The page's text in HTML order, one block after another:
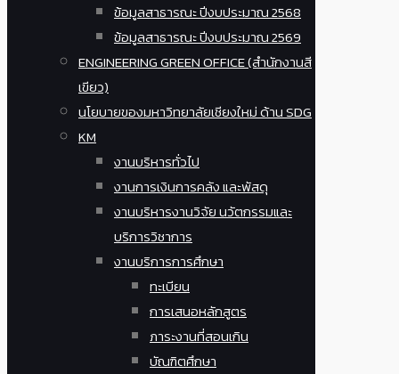
ข้อมูลสาธารณะ ปีงบประมาณ 2568
ข้อมูลสาธารณะ ปีงบประมาณ 2569
ENGINEERING GREEN OFFICE (สำนักงานสี
เขียว)
นโยบายของมหาวิทยาลัยเชียงใหม่ ด้าน SDG
KM
งานบริหารทั่วไป
งานการเงินการคลัง และพัสดุ
งานบริหารงานวิจัย นวัตกรรมและ
บริการวิชาการ
งานบริการการศึกษา
ทะเบียน
การเสนอหลักสูตร
ภาระงานที่สอนเกิน
บัณฑิตศึกษา